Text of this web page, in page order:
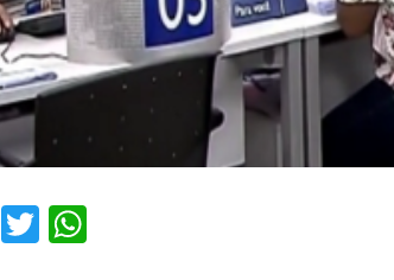
Facebook
Twitter